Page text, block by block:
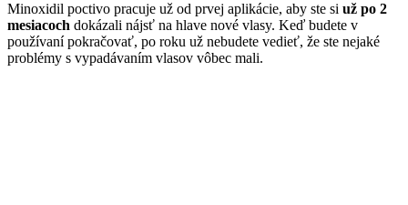
Minoxidil poctivo pracuje už od prvej aplikácie, aby ste si už po 2
mesiacoch dokázali nájsť na hlave nové vlasy. Keď budete v
používaní pokračovať, po roku už nebudete vedieť, že ste nejaké
problémy s vypadávaním vlasov vôbec mali.